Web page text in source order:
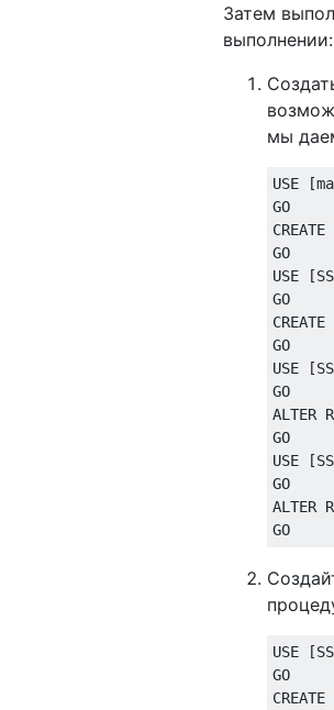
Затем
выполнении:
мы
USE [
CREATE
USE
[
CREATE
USE
[
ALTER
USE
[
ALTER
GO
USE [
CREATE